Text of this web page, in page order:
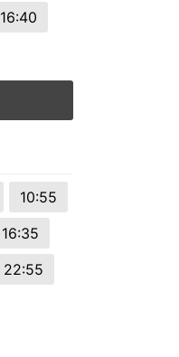
16:40
10:55
16:35
22:55